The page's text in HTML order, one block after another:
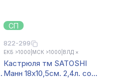
СП
822-299
ЕКБ >1000 МСК >1000 ВЛД ×
Кастрюля тм SATOSHI
Манн 18х10,5см. 2,4л. со